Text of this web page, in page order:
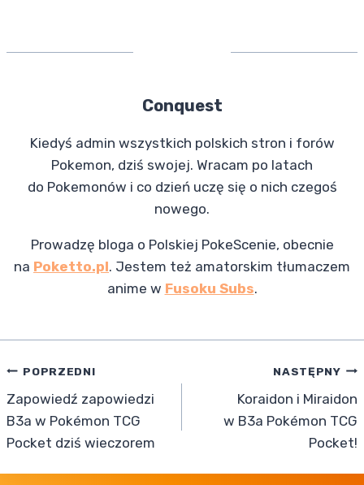
Conquest
Kiedyś admin wszystkich polskich stron i forów
Pokemon, dziś swojej. Wracam po latach
do Pokemonów i co dzień uczę się o nich czegoś
nowego.
Prowadzę bloga o Polskiej PokeScenie, obecnie
na Poketto.pl. Jestem też amatorskim tłumaczem
anime w Fusoku Subs.
Nawigacja
wpisu
POPRZEDNI
Zapowiedź zapowiedzi
B3a w Pokémon TCG
Pocket dziś wieczorem
NASTĘPNY
Koraidon i Miraidon
w B3a Pokémon TCG
Pocket!